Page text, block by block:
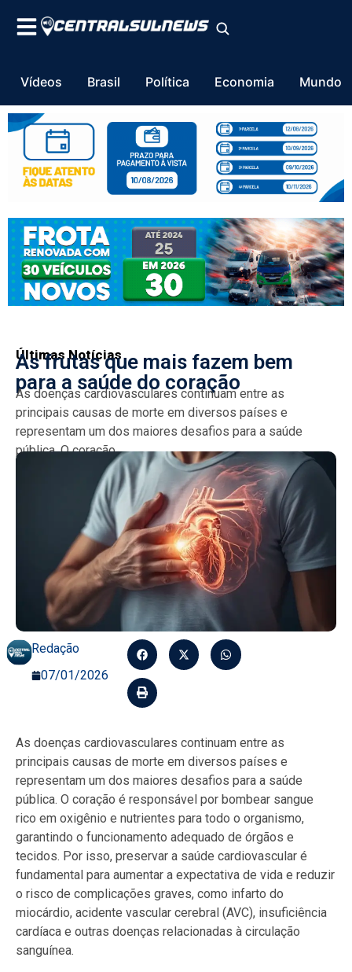
Vídeos Brasil Política Economia Mundo
Últimas Notícias
As frutas que mais fazem bem
para a saúde do coração
As doenças cardiovasculares continuam entre as
principais causas de morte em diversos países e
representam um dos maiores desafios para a saúde
pública. O coração...
Redação
07/01/2026
As doenças cardiovasculares continuam entre as
principais causas de morte em diversos países e
representam um dos maiores desafios para a saúde
pública. O coração é responsável por bombear sangue
rico em oxigênio e nutrientes para todo o organismo,
garantindo o funcionamento adequado de órgãos e
tecidos. Por isso, preservar a saúde cardiovascular é
fundamental para aumentar a expectativa de vida e reduzir
o risco de complicações graves, como infarto do
miocárdio, acidente vascular cerebral (AVC), insuficiência
cardíaca e outras doenças relacionadas à circulação
sanguínea.